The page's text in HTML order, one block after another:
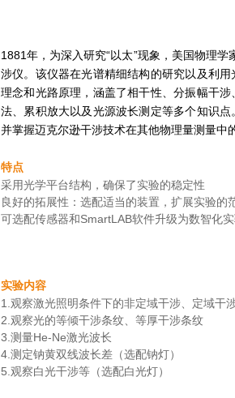
1881年，为深入研究“以太”现象，美国物理
涉仪。该仪器在光谱精细结构的研究以及利
理念和光路原理，涵盖了相干性、分振幅干
法、累积放大以及光源波长测定等多个知识
并掌握迈克尔逊干涉技术在其他物理量测量中
特点
采用光学平台结构，确保了实验的稳定性
良好的拓展性：选配适当的装置，扩展实验的
可选配传感器和SmartLAB软件升级为数智化
实验内容
1.观察激光照明条件下的非定域干涉、定域干
2.观察光的等倾干涉条纹、等厚干涉条纹
3.测量He-Ne激光波长
4.测定钠黄双线波长差（选配钠灯）
5.观察白光干涉等（选配白光灯）